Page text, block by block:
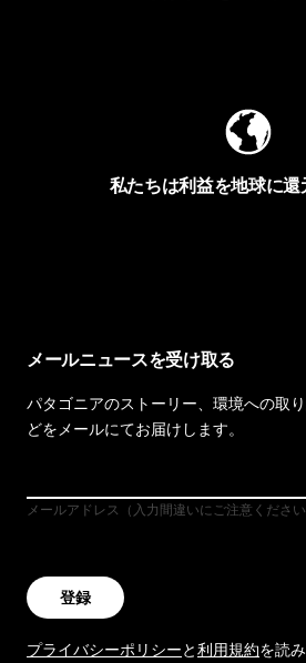
私たちは利益を地球に還
メールニュースを受け取る
パタゴニアのストーリー、環境への取
どをメールにてお届けします。
メールアドレス（入力間違いにご注意ください
登録
プライバシーポリシーと利用規約を読